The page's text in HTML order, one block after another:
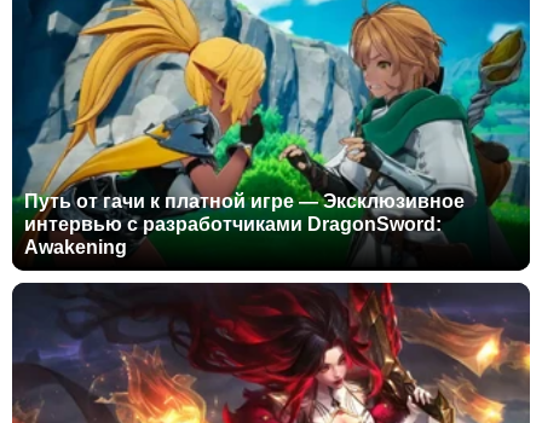
Путь от гачи к платной игре — Эксклюзивное
интервью с разработчиками DragonSword:
Awakening